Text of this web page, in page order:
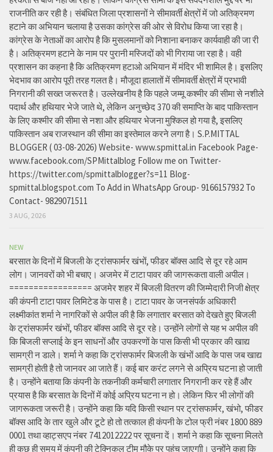
राजनीति कर रही है। संबंधित जिला प्रशासनों ने सीमावर्ती क्षेत्रों में जो अतिक्रमण
हटाने का अभियान चलाया है उसका कांग्रेस की ओर से विरोध किया जा रहा है।
कांग्रेस के नेताओं का आरोप है कि मुसलमानों को निशाना बनाकर कार्यवाही की जा री
है। अतिक्रमण हटाने के नाम पर पुरानी मस्जिदों को भी गिराया जा रहा है। वही
प्रशासन का कहना है कि अतिक्रमण हटाओ अभियान में मंदिर भी शामिल है। इसलिए
भेदभाव का आरोप पूरी तरह गलत है। मौजूदा हालातों में सीमावर्ती क्षेत्रों में प्रभावी
निगरानी की सख्त जरूरत है। उल्लेखनीय है कि पहले जम्मू कश्मीर की सीमा से नशीले
पदार्थ और हथियार भेजे जाते थे, लेकिन अनुच्छेद 370 की समाप्ति के बाद पाकिस्तान
के लिए कश्मीर की सीमा से नशा और हथियार भेजना मुश्किल हो गया है, इसलिए
पाकिस्तान अब राजस्थान की सीमा का इस्तेमाल करने लगा है। S.P.MITTAL
BLOGGER ( 03-08-2026) Website- www.spmittal.in Facebook Page-
www.facebook.com/SPMittalblog Follow me on Twitter-
https://twitter.com/spmittalblogger?s=11 Blog-
spmittal.blogspot.com To Add in WhatsApp Group- 9166157932 To
Contact- 9829071511
3 AUG, 2026
NEW
बरसात के दिनों में बिजली के ट्रांसफार्मर खंभों, फीडर बॉक्स आदि से दूर रहे आम
लोग। जानवरों को भी बचाए। अजमेर में टाटा पावर की जागरूकता वाली अपील।
================= अजमेर शहर में बिजली वितरण की जिम्मेदारी निजी क्षेत्र
की कंपनी टाटा पावर लिमिटेड के पास है। टाटा पावर के जनसंपर्क अधिकारी
लक्ष्मीकांत शर्मा ने नागरिकों से अपील की है कि लगातार बरसात को देखते हुए बिजली
के ट्रांसफार्मर खंभों, फीडर बॉक्स आदि से दूर रहे। उन्होंने लोगों से यह भ अपील की
कि बिजली सप्लाई के इन साधनों और उपकरणों के पास किसी भी प्रकार की खाद्य
सामग्री न डाले। शर्मा ने कहा कि ट्रांसफार्मर बिजली के खंभों आदि के पास जब खाद्य
सामग्री होती है तो जानवर आ जाते हैं। कई बार करंट लगने से अप्रिय घटना हो जाती
है। उन्होंने बताया कि कंपनी के तकनीकी कर्मचारी लगातार निगरानी कर रहे हैं और
प्रयास है कि बरसात के दिनों में कोई अप्रिय घटना न हो। लेकिन फिर भी लोगों की
जागरूकता जरूरी है। उन्होंने कहा कि यदि किसी स्थान पर ट्रांसफार्मर, खंभो, फीडर
बॉक्स आदि के तार खुले और टूटे हो तो तत्काल ही कंपनी के टोल फ्री नंबर 1800 889
0001 तथा व्हाट्सएप नंबर 7412012222 पर सूचना दें। शर्मा ने कहा कि सूचना मिलते
ही कुछ ही समय में कंपनी की टेक्निकल टीम मौके पर पहुंच जाएगाी। उन्होंने कहा कि